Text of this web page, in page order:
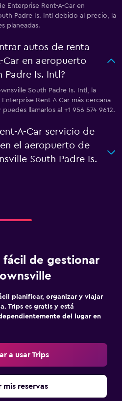
Enterprise Rent-A-Car en
Padre Is. Intl debido al precio, la
planeadas.
autos de renta
Car en aeropuerto
Padre Is. Intl?
South Padre Is. Intl, la
Rent-A-Car más cercana
llamarlos al +1 956 574 9612.
A-Car servicio de
el aeropuerto de
South Padre Is.
fácil de gestionar
planificar, organizar y viajar
Trips es gratis y está
del lugar en
a usar Trips
mis reservas